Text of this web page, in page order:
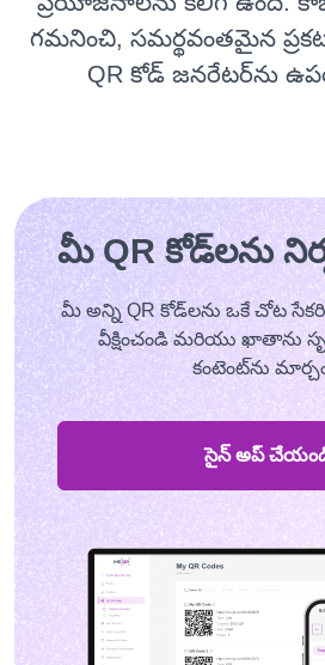
గమనించి, సమర్థవంతమైన
QR కోడ్ జనరేటర్‌ను
మీ QR కోడ్‌లను
మీ అన్ని QR కోడ్‌లను ఒకే చోట
వీక్షించండి మరియు ఖాతాను
కంటెంట్‌ను
సైన్ అప్